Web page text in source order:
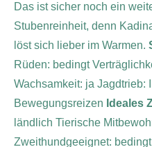
Das ist sicher noch ein
Stubenreinheit, denn
löst sich lieber im Warmen.
Rüden: bedingt
Wachsamkeit: ja Jagdtrieb:
Bewegungsreizen Ideales
ländlich Tierische
Zweithundgeeignet: bedingt